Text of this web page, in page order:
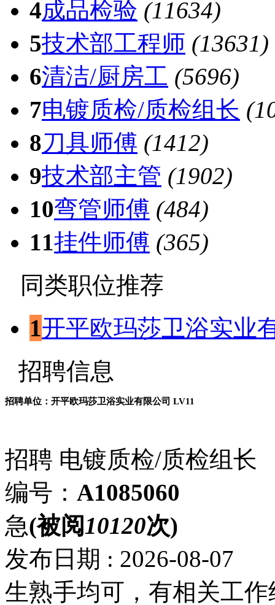
4成品检验 (11634)
5技术部工程师 (13631)
6清洁/厨房工 (5696)
7电镀质检/质检组长
8刀具师傅 (1412)
9技术部主管 (1902)
10弯管师傅 (484)
11挂件师傅 (365)
同类职位推荐
1开平欧玛莎卫浴实业
招聘信息
招聘单位：开平欧玛莎卫浴实业有限公司 LV11
招聘 电镀质检/质检组长
编号： A1085060
急(被阅 10120次)
发布日期 : 2026-08-07
生熟手均可，有相关工